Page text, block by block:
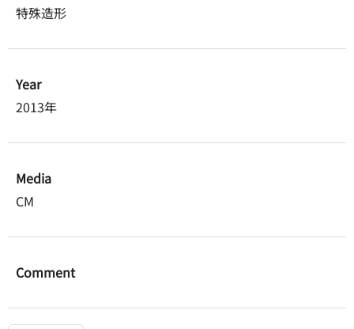
特殊造形
Year
2013年
Media
CM
Comment